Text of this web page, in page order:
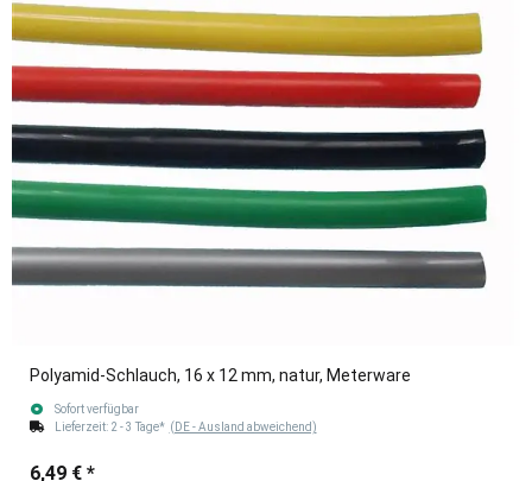
Polyamid-Schlauch, 16 x 12 mm, natur, Meterware
Sofort verfügbar
Lieferzeit: 2 - 3 Tage* (DE - Ausland abweichend)
6,49 € *